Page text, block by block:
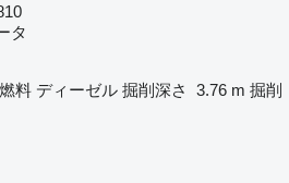
タ
燃料 ディーゼル 掘削深さ 3.76 m 掘削